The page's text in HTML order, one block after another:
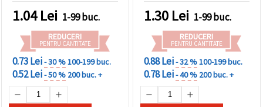
1.04Lei 1-99 buc.
REDUCERI
PENTRU CANTITATE
0.73 Lei- 30 %100-199 buc.
0.52 Lei- 50 % 200 buc. +
1.30 Lei 1-99 buc.
REDUCERI
PENTRU CANTITATE
0.88 Lei- 32 %100-199 buc.
0.78 Lei- 40 % 200 buc. +